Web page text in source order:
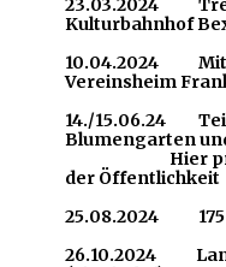
23.03.2024
Kulturbahnhof
10.04.2024
Vereinsheim
14./15.06.24
Blumengarten
Hier
der Öffentlichkeit
25.08.2024 175
26.10.2024